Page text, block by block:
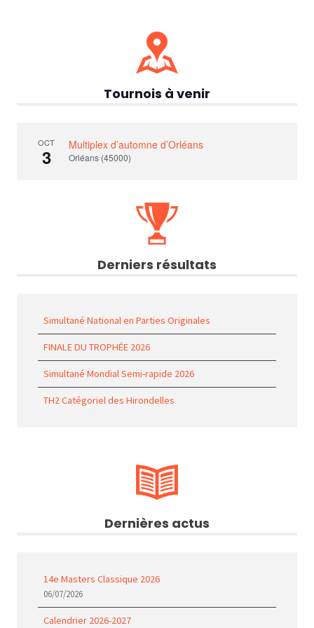
Tournois à venir
OCT
3
Multiplex d’automne d’Orléans
Orléans (45000)
Derniers résultats
Simultané National en Parties Originales
FINALE DU TROPHÉE 2026
Simultané Mondial Semi-rapide 2026
TH2 Catégoriel des Hirondelles
Dernières actus
14e Masters Classique 2026
06/07/2026
Calendrier 2026-2027